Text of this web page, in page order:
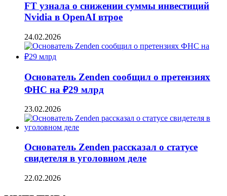
FT узнала о снижении суммы инвестиций
Nvidia в OpenAI втрое
24.02.2026
Основатель Zenden сообщил о претензиях
ФНС на ₽29 млрд
23.02.2026
Основатель Zenden рассказал о статусе
свидетеля в уголовном деле
22.02.2026